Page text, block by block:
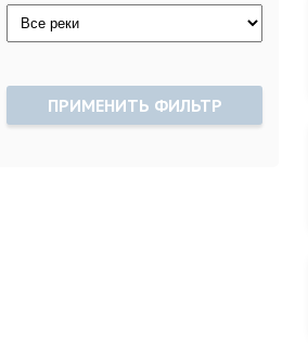
ПРИМЕНИТЬ ФИЛЬТР